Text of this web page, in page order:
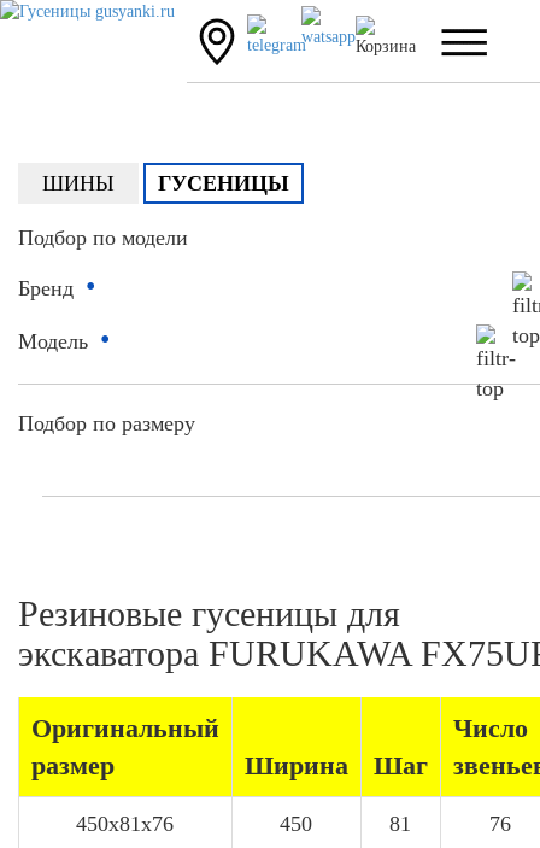
ШИНЫ ГУСЕНИЦЫ
Подбор по модели
Бренд •
Модель •
Подбор по размеру
Резиновые гусеницы для
экскаватора FURUKAWA
Оригинальный
размер
Ширина Шаг
Число
450x81x76 450 81 76